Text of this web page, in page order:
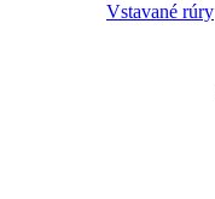
Vstavané rúry